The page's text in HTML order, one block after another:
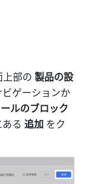
上部の 製品の設
ゲーションか
ルのブロック
ある 追加 をク